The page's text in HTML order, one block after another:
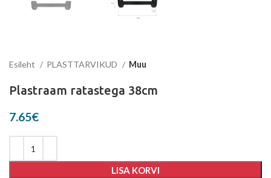
Esileht PLASTTARVIKUD Muu
Plastraam ratastega 38cm
7.65€
LISA KORVI